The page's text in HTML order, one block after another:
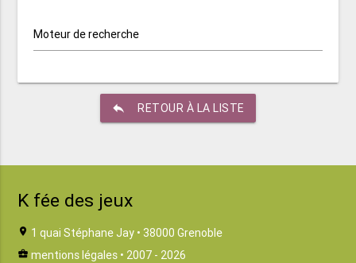
Moteur de recherche
reply RETOUR À LA LISTE
K fée des jeux
location_on 1 quai Stéphane Jay • 38000 Grenoble
business_center mentions légales • 2007 - 2026